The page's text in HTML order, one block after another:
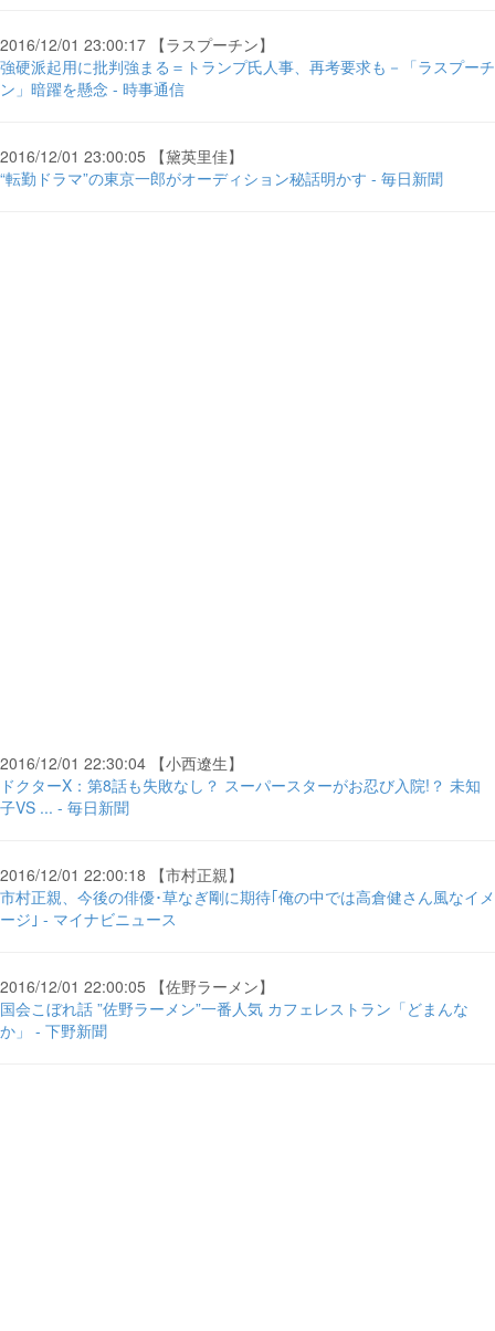
2016/12/01 23:00:17 【ラスプーチン】
強硬派起用に批判強まる＝トランプ氏人事、再考要求も－「ラスプーチ
ン」暗躍を懸念 - 時事通信
2016/12/01 23:00:05 【黛英里佳】
“転勤ドラマ”の東京一郎がオーディション秘話明かす - 毎日新聞
2016/12/01 22:30:04 【小西遼生】
ドクターX：第8話も失敗なし？ スーパースターがお忍び入院!？ 未知
子VS ... - 毎日新聞
2016/12/01 22:00:18 【市村正親】
市村正親、今後の俳優･草なぎ剛に期待｢俺の中では高倉健さん風なイメ
ージ｣ - マイナビニュース
2016/12/01 22:00:05 【佐野ラーメン】
国会こぼれ話 ”佐野ラーメン”一番人気 カフェレストラン「どまんな
か」 - 下野新聞